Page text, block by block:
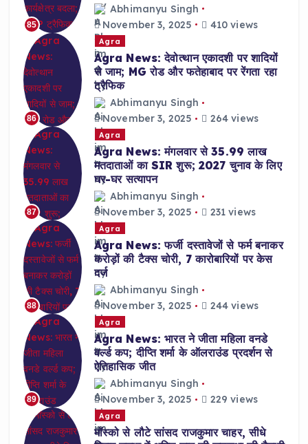
85
Abhimanyu Singh
November 3, 2025
410 views
86
Agra
Agra News: देवोत्थान एकादशी पर शादियों
से जाम; MG रोड और फतेहाबाद पर रेंगता रहा
ट्रैफिक
Abhimanyu Singh
November 3, 2025
264 views
87
Agra
Agra News: मंगलवार से 35.99 लाख
मतदाताओं का SIR शुरू; 2027 चुनाव के लिए
घर-घर सत्यापन
Abhimanyu Singh
November 3, 2025
231 views
88
Agra
Agra News: फर्जी दस्तावेजों से फर्म बनाकर
करोड़ों की टैक्स चोरी, 7 कारोबारियों पर केस
दर्ज
Abhimanyu Singh
November 3, 2025
244 views
89
Agra
Agra News: भारत ने जीता महिला वनडे
वर्ल्ड कप; दीप्ति शर्मा के ऑलराउंड प्रदर्शन से
ऐतिहासिक जीत
Abhimanyu Singh
November 3, 2025
229 views
Agra
मॉस्को से लौटे सांसद राजकुमार चाहर, सीधे